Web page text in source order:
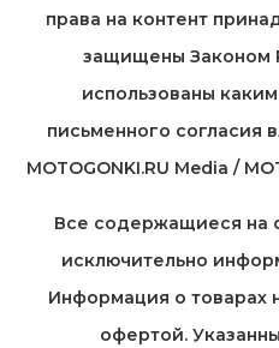
права на контент
защищены Законом
использованы
письменного согласия
MOTOGONKI.RU Media /
Все содержащиеся на
исключительно
Информация о товарах
офертой.